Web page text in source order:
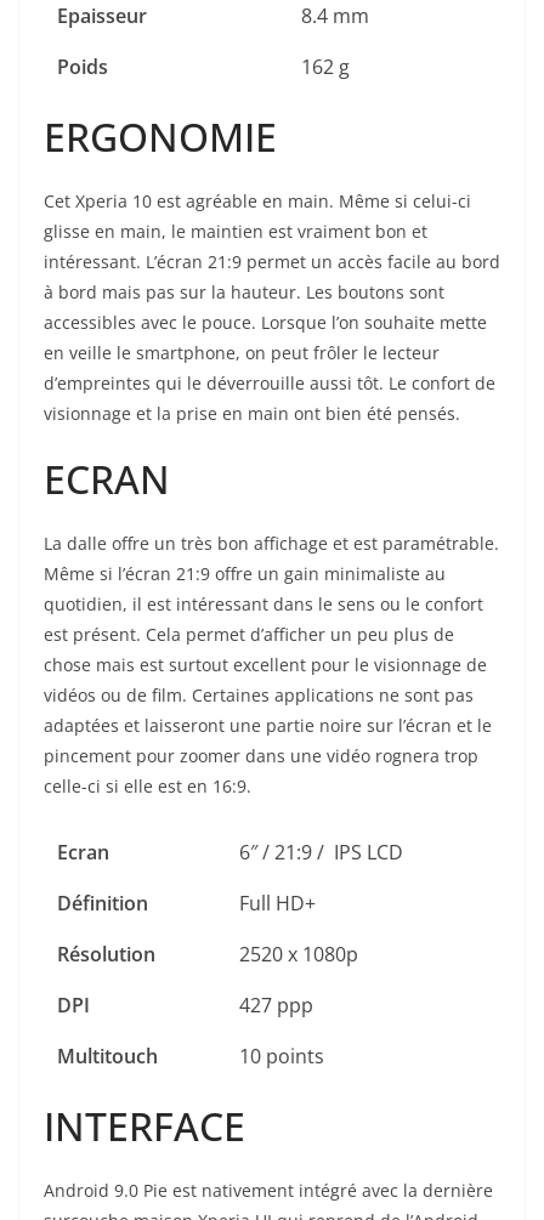
Epaisseur
8.4 mm
Poids
162 g
ERGONOMIE
Cet Xperia 10 est agréable en main. Même si celui-ci
glisse en main, le maintien est vraiment bon et
intéressant. L’écran 21:9 permet un accès facile au bord
à bord mais pas sur la hauteur. Les boutons sont
accessibles avec le pouce. Lorsque l’on souhaite mette
en veille le smartphone, on peut frôler le lecteur
d’empreintes qui le déverrouille aussi tôt. Le confort de
visionnage et la prise en main ont bien été pensés.
ECRAN
La dalle offre un très bon affichage et est paramétrable.
Même si l’écran 21:9 offre un gain minimaliste au
quotidien, il est intéressant dans le sens ou le confort
est présent. Cela permet d’afficher un peu plus de
chose mais est surtout excellent pour le visionnage de
vidéos ou de film. Certaines applications ne sont pas
adaptées et laisseront une partie noire sur l’écran et le
pincement pour zoomer dans une vidéo rognera trop
celle-ci si elle est en 16:9.
Ecran
6″ / 21:9 / IPS LCD
Définition
Full HD+
Résolution
2520 x 1080p
DPI
427 ppp
Multitouch
10 points
INTERFACE
Android 9.0 Pie est nativement intégré avec la dernière